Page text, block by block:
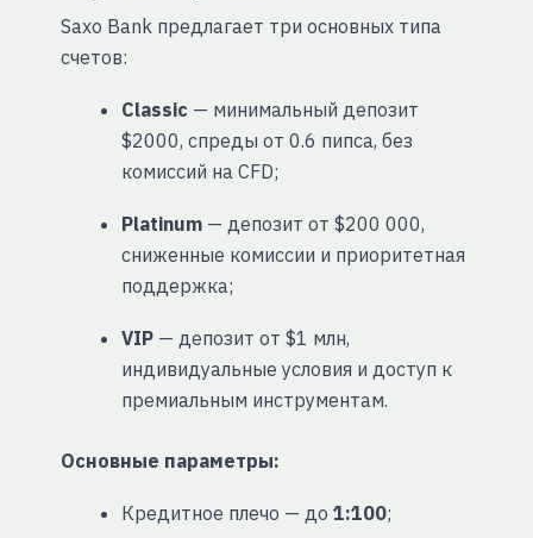
Saxo Bank предлагает три основных типа
счетов:
Classic — минимальный депозит
$2000, спреды от 0.6 пипса, без
комиссий на CFD;
Platinum— депозит от $200 000,
сниженные комиссии и приоритетная
поддержка;
VIP— депозит от $1 млн,
индивидуальные условия и доступ к
премиальным инструментам.
Основные параметры:
Кредитное плечо — до 1:100;